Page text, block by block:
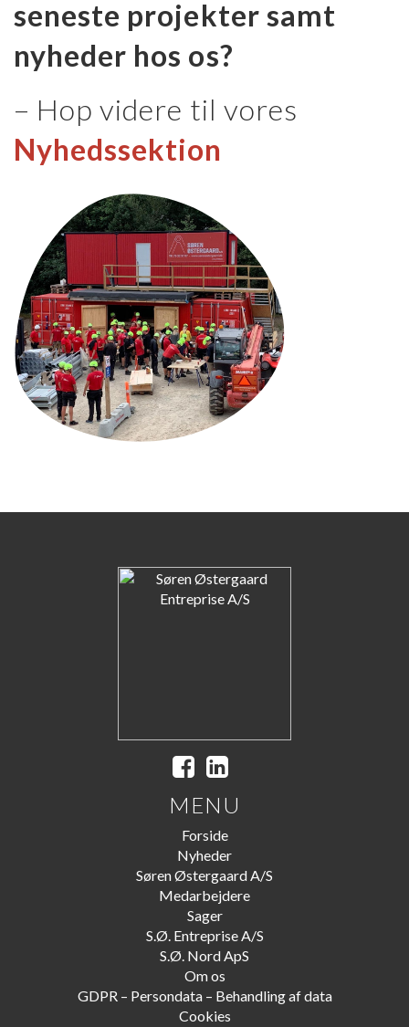
seneste projekter samt
nyheder hos os?
– Hop videre til vores
Nyhedssektion
MENU
Forside
Nyheder
Søren Østergaard A/S
Medarbejdere
Sager
S.Ø. Entreprise A/S
S.Ø. Nord ApS
Om os
GDPR – Persondata – Behandling af data
Cookies